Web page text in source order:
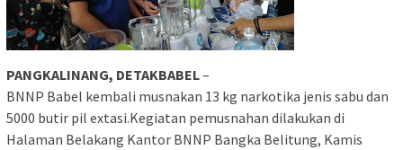
PANGKALINANG, DETAKBABEL–
BNNP Babel kembali musnakan 13 kg narkotika jenis sabu dan
5000 butir pil extasi.Kegiatan pemusnahan dilakukan di
Halaman Belakang Kantor BNNP Bangka Belitung, Kamis